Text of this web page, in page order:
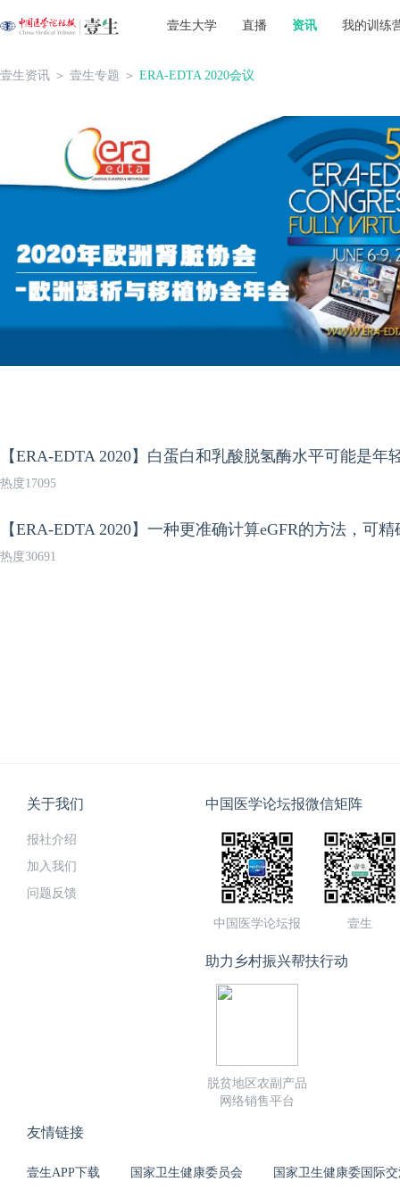
壹生大学 直播 资讯 我的训练
壹生资讯 ＞ 壹生专题 ＞ ERA-EDTA 2020会议
【ERA-EDTA 2020】白蛋白和乳酸脱氢酶水平可能是
热度17095
【ERA-EDTA 2020】一种更准确计算eGFR的方法，可
热度30691
关于我们
报社介绍
加入我们
问题反馈
中国医学论坛报微信矩阵
中国医学论坛报 壹生
助力乡村振兴帮扶行动
脱贫地区农副产品
网络销售平台
友情链接
壹生APP下载 国家卫生健康委员会 国家卫生健康委国际